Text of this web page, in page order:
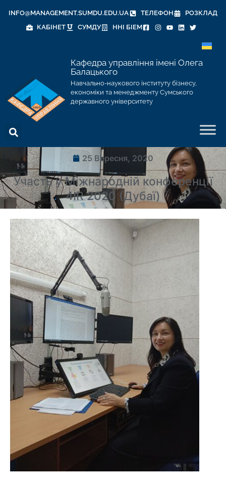
INFO@MANAGEMENT.SUMDU.EDU.UA ТЕЛЕФОН
РОЗКЛАД
КАБІНЕТ
СУМДУ ННІ БІЕМ
Кафедра управління імені Олега
Балацького
Навчально-наукового інституту бізнесу,
економіки та менеджменту Сумського
державного університету
25 Вересня, 2020
Участь у Міжнародній конференції
4IR 2020 (Дубаї)